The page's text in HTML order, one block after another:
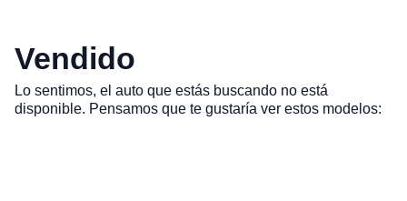
Vendido
Lo sentimos, el auto que estás buscando no está
disponible. Pensamos que te gustaría ver estos modelos: